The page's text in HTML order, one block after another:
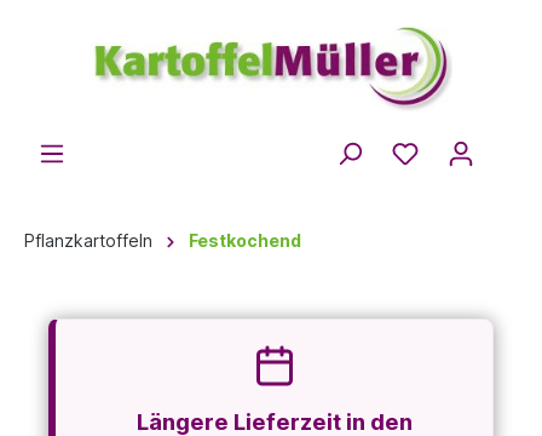
Pflanzkartoffeln Festkochend
Längere Lieferzeit in den